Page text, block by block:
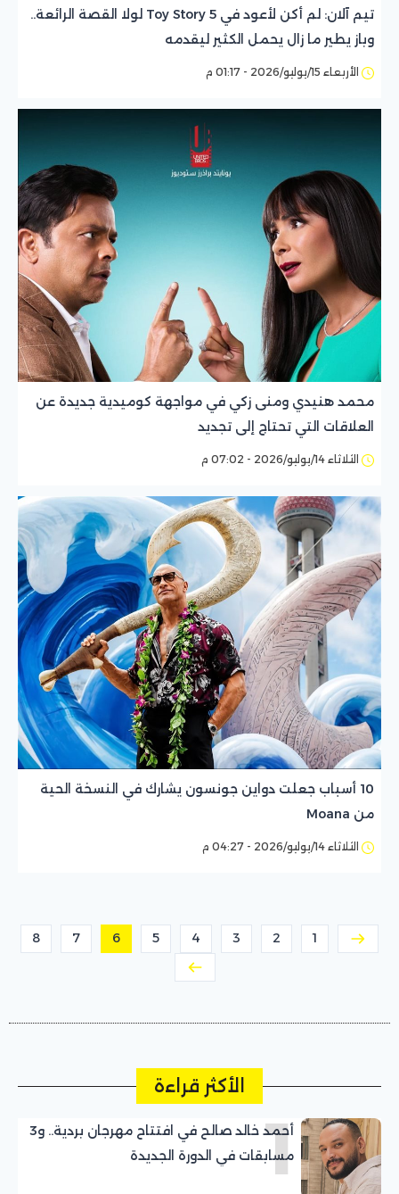
تيم آلان: لم أكن لأعود في Toy Story 5 لولا القصة الرائعة..
وباز يطير ما زال يحمل الكثير ليقدمه
الأربعاء 15/يوليو/2026 - 01:17 م
محمد هنيدي ومنى زكي في مواجهة كوميدية جديدة عن
العلاقات التي تحتاج إلى تجديد
الثلاثاء 14/يوليو/2026 - 07:02 م
10 أسباب جعلت دواين جونسون يشارك في النسخة الحية
من Moana
الثلاثاء 14/يوليو/2026 - 04:27 م
1
2
3
4
5
6
7
8
الأكثر قراءة
1
أحمد خالد صالح في افتتاح مهرجان بردية.. و3
مسابقات في الدورة الجديدة